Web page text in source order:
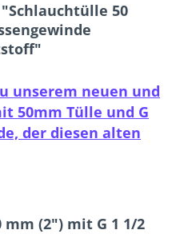
50
unserem neuen und
50mm Tülle und G
der diesen alten
(2") mit G 1 1/2